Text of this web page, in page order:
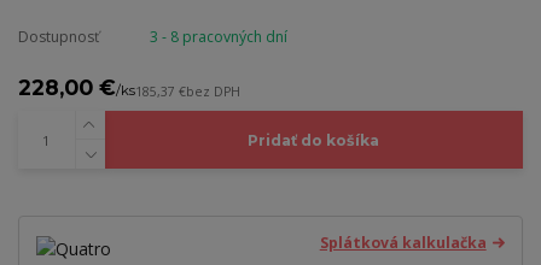
Dostupnosť 3 - 8 pracovných dní
228,00 €/ks185,37 €bez DPH
Pridať do košíka
Splátková kalkulačka